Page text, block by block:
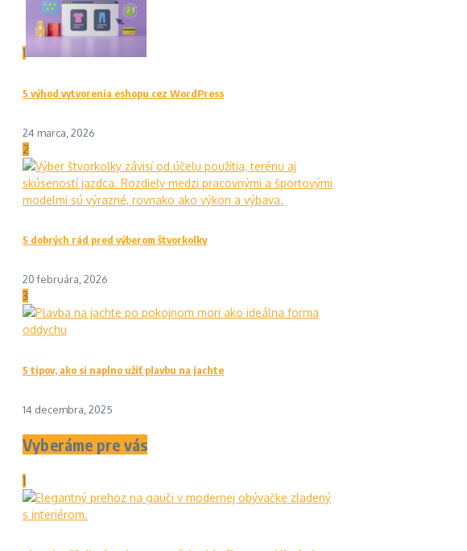
1
5 výhod vytvorenia eshopu cez WordPress
24 marca, 2026
2
5 dobrých rád pred výberom štvorkolky
20 februára, 2026
3
5 tipov, ako si naplno užiť plavbu na jachte
14 decembra, 2025
Vyberáme pre vás
1